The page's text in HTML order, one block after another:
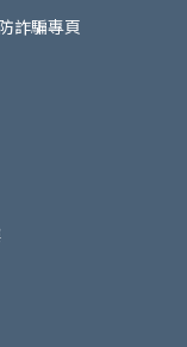
防詐騙專頁